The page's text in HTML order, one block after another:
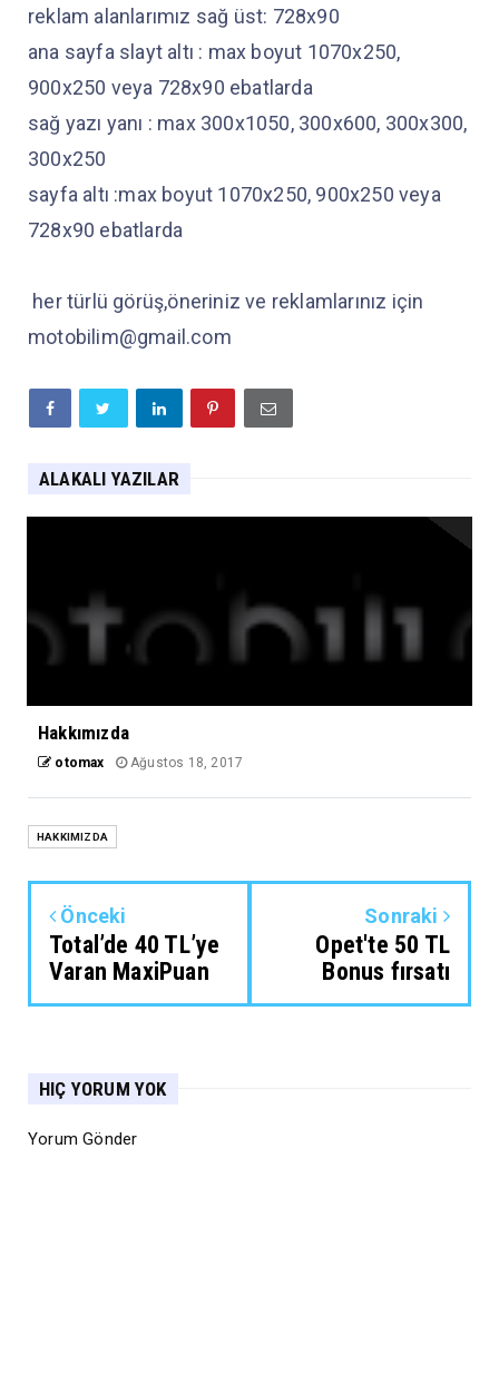
reklam alanlarımız sağ üst: 728x90
ana sayfa slayt altı : max boyut 1070x250,
900x250 veya 728x90 ebatlarda
sağ yazı yanı : max 300x1050, 300x600, 300x300,
300x250
sayfa altı :max boyut 1070x250, 900x250 veya
728x90 ebatlarda
her türlü görüş,öneriniz ve reklamlarınız için
motobilim@gmail.com
ALAKALI YAZILAR
Hakkımızda
otomax Ağustos 18, 2017
HAKKIMIZDA
Önceki
Total’de 40 TL’ye
Varan MaxiPuan
Sonraki
Opet'te 50 TL
Bonus fırsatı
HIÇ YORUM YOK
Yorum Gönder